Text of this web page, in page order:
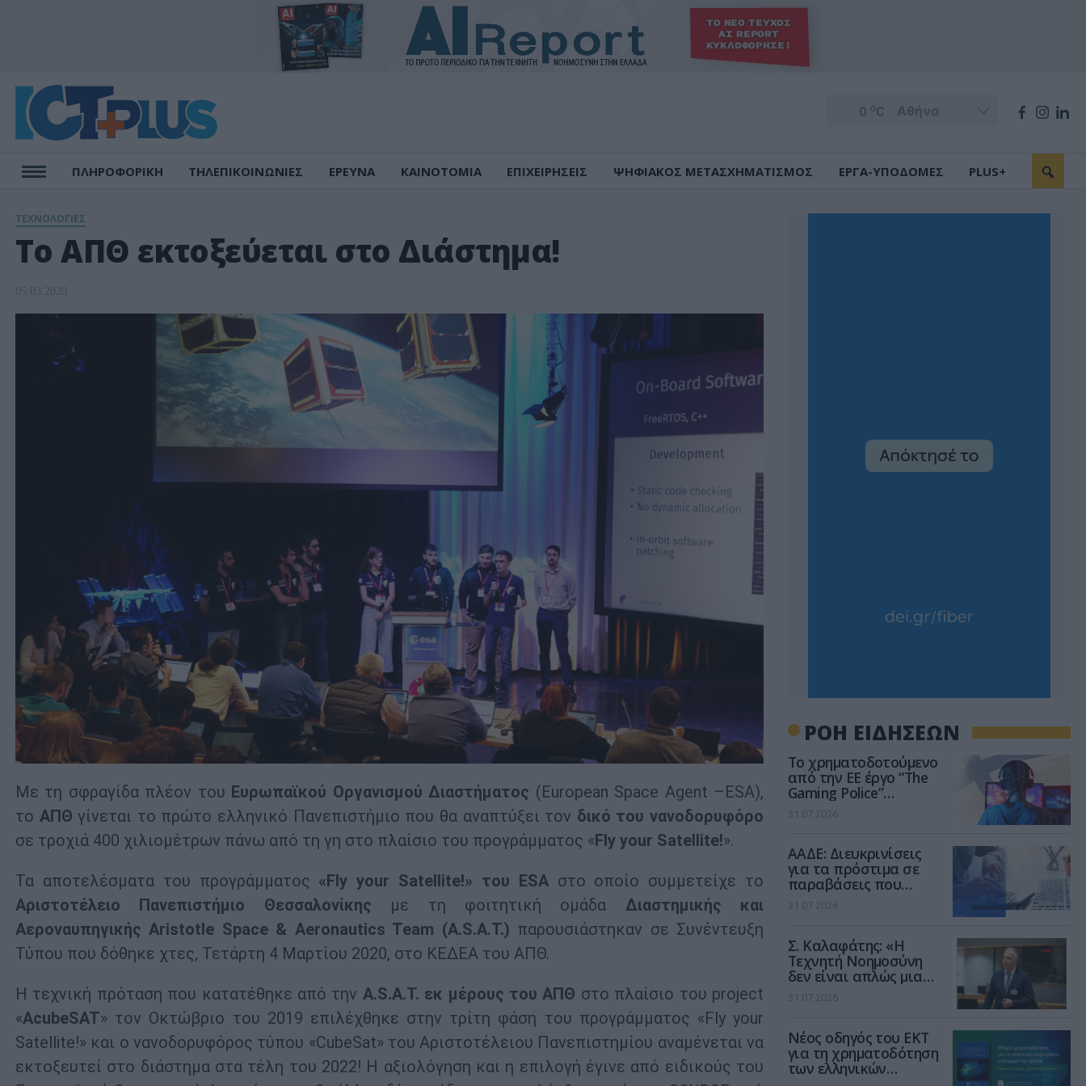
0 oC
ΠΛΗΡΟΦΟΡΙΚΗ ΤΗΛΕΠΙΚΟΙΝΩΝΙΕΣ ΕΡΕΥΝΑ ΚΑΙΝΟΤΟΜΙΑ ΕΠΙΧΕΙΡΗΣΕΙΣ ΨΗΦΙΑΚΟΣ ΜΕΤΑΣΧΗΜΑΤΙΣΜΟΣ ΕΡΓΑ-ΥΠΟΔΟΜΕΣ PLUS+
ΤΕΧΝΟΛΟΓΙΕΣ
To ΑΠΘ εκτοξεύεται στο Διάστημα!
05.03.2020
Με τη σφραγίδα πλέον του Ευρωπαϊκού Οργανισμού Διαστήματος (European Space Agent –ESA),
το ΑΠΘ γίνεται το πρώτο ελληνικό Πανεπιστήμιο που θα αναπτύξει τον δικό του νανοδορυφόρο
σε τροχιά 400 χιλιομέτρων πάνω από τη γη στο πλαίσιο του προγράμματος « Fly your Satellite!».
Τα αποτελέσματα του προγράμματος «Fly your Satellite!» του ESAστο οποίο συμμετείχε το
Αριστοτέλειο Πανεπιστήμιο Θεσσαλονίκης με τη φοιτητική ομάδα Διαστημικής και
Αεροναυπηγικής Aristotle Space & Aeronautics Team (A.S.A.T.) παρουσιάστηκαν σε Συνέντευξη
Τύπου που δόθηκε χτες, Τετάρτη 4 Μαρτίου 2020, στο ΚΕΔΕΑ του ΑΠΘ.
Η τεχνική πρόταση που κατατέθηκε από την A.S.A.T. εκ μέρους του ΑΠΘ στο πλαίσιο του project
«AcubeSAT» τον Οκτώβριο του 2019 επιλέχθηκε στην τρίτη φάση του προγράμματος «Fly your
Satellite!» και ο νανοδορυφόρος τύπου «CubeSat» του Αριστοτέλειου Πανεπιστημίου αναμένεται να
εκτοξευτεί στο διάστημα στα τέλη του 2022! Η αξιολόγηση και η επιλογή έγινε από ειδικούς του
ΡΟΗ ΕΙΔΗΣΕΩΝ
Το χρηματοδοτούμενο
από την ΕΕ έργο “The
Gaming Police”
ενισχύει την ασφάλεια
των παιδιών στο
31.07.2026
ΑΑΔΕ: Διευκρινίσεις
για τα πρόστιμα σε
παραβάσεις που
αφορούν τους ΦΗΜ
31.07.2026
Σ. Καλαφάτης: «Η
Τεχνητή Νοημοσύνη
δεν είναι απλώς μια
νέα τεχνολογία, είναι
μια νέα βιομηχανική
31.07.2026
Νέος οδηγός του ΕΚΤ
για τη χρηματοδότηση
των ελληνικών